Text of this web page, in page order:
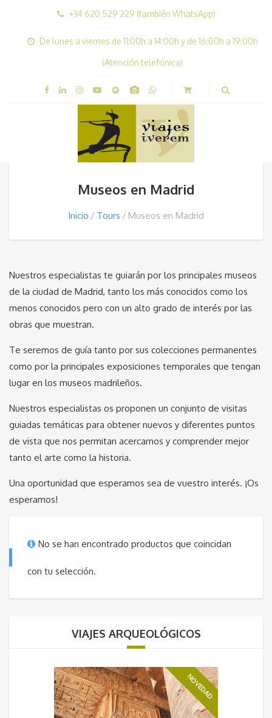
+34 620 529 229 (también WhatsApp)
De lunes a viernes de 11:00h a 14:00h y de 16:00h a 19:00h
(Atención telefónica)
Museos en Madrid
Inicio Tours Museos en Madrid
Nuestros especialistas te guiarán por los principales museos
de la ciudad de Madrid, tanto los más conocidos como los
menos conocidos pero con un alto grado de interés por las
obras que muestran.
Te seremos de guía tanto por sus colecciones permanentes
como por la principales exposiciones temporales que tengan
lugar en los museos madrileños.
Nuestros especialistas os proponen un conjunto de visitas
guiadas temáticas para obtener nuevos y diferentes puntos
de vista que nos permitan acercarnos y comprender mejor
tanto el arte como la historia.
Una oportunidad que esperamos sea de vuestro interés. ¡Os
esperamos!
No se han encontrado productos que coincidan
con tu selección.
VIAJES ARQUEOLÓGICOS
NOVEDAD